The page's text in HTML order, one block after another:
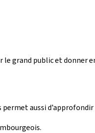
grand public et donner
aussi